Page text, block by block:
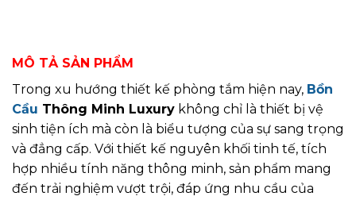
MÔ TẢ SẢN PHẨM
Trong xu hướng thiết kế phòng tắm hiện nay, Bồn
Cầu Thông Minh Luxury không chỉ là thiết bị vệ
sinh tiện ích mà còn là biểu tượng của sự sang trọng
và đẳng cấp. Với thiết kế nguyên khối tinh tế, tích
hợp nhiều tính năng thông minh, sản phẩm mang
đến trải nghiệm vượt trội, đáp ứng nhu cầu của